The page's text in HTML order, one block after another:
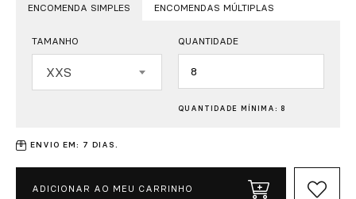
ENCOMENDA SIMPLES ENCOMENDAS MÚLTIPLAS
TAMANHO
XXS
QUANTIDADE
Quantidade
QUANTIDADE MÍNIMA: 8
ENVIO EM: 7 DIAS.
ADICIONAR AO MEU CARRINHO